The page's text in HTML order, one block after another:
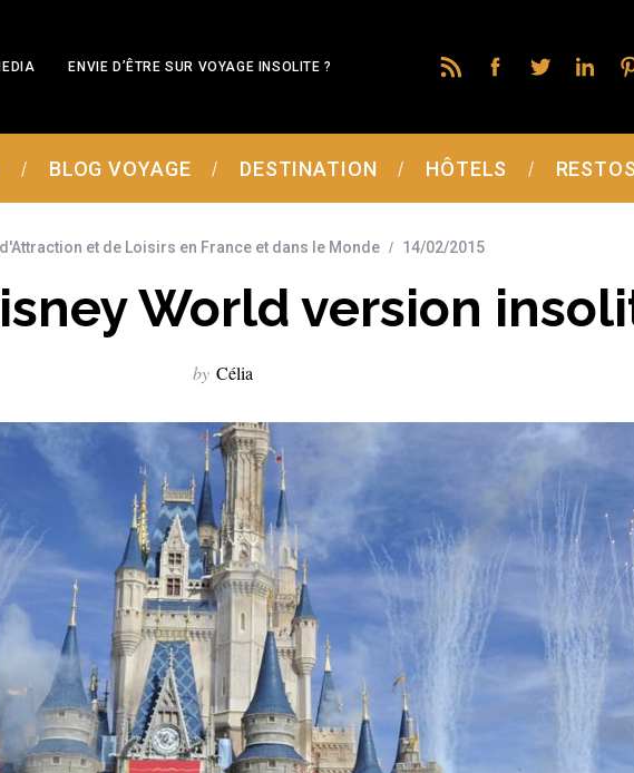
ENVIE D’ÊTRE SUR VOYAGE INSOLITE ?
BLOG VOYAGE DESTINATION HÔTELS RESTOS
et de Loisirs en France et dans le Monde 14/02/2015
World version
by Célia